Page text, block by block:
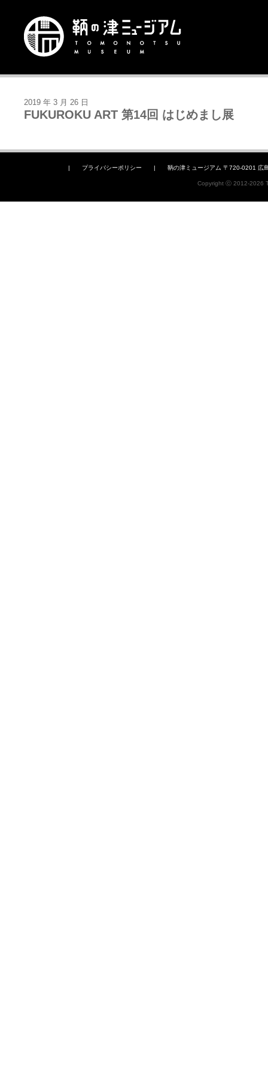
2019 年 3 月 26 日
FUKUROKU ART 第14回 はじめまし展
| プライバシーポリシー | 鞆の津ミュージアム 〒720-0201 広
Copyright ⓒ 2012-2026